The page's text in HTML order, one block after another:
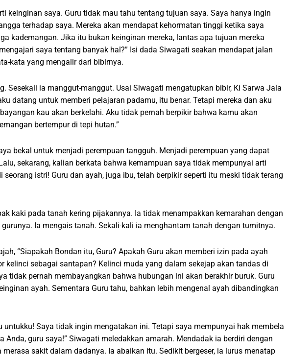
keinginan saya. Guru tidak mau tahu tentang tujuan saya. Saya hanya ingin
terhadap saya. Mereka akan mendapat kehormatan tinggi ketika saya
kademangan. Jika itu bukan keinginan mereka, lantas apa tujuan mereka
saya tentang banyak hal?” Isi dada Siwagati seakan mendapat jalan
kata yang mengalir dari bibirnya.
Sesekali ia manggut-manggut. Usai Siwagati mengatupkan bibir, Ki Sarwa Jala
datang untuk memberi pelajaran padamu, itu benar. Tetapi mereka dan aku
kau akan berkelahi. Aku tidak pernah berpikir bahwa kamu akan
bertempur di tepi hutan.”
bekal untuk menjadi perempuan tangguh. Menjadi perempuan yang dapat
sekarang, kalian berkata bahwa kemampuan saya tidak mempunyai arti
seorang istri! Guru dan ayah, juga ibu, telah berpikir seperti itu meski tidak terang
kaki pada tanah kering pijakannya. Ia tidak menampakkan kemarahan dengan
Ia mengais tanah. Sekali-kali ia menghantam tanah dengan tumitnya.
“Siapakah Bondan itu, Guru? Apakah Guru akan memberi izin pada ayah
kelinci sebagai santapan? Kelinci muda yang dalam sekejap akan tandas di
tidak pernah membayangkan bahwa hubungan ini akan berakhir buruk. Guru
ayah. Sementara Guru tahu, bahkan lebih mengenal ayah dibandingkan
untukku! Saya tidak ingin mengatakan ini. Tetapi saya mempunyai hak membela
Anda, guru saya!” Siwagati meledakkan amarah. Mendadak ia berdiri dengan
sakit dalam dadanya. Ia abaikan itu. Sedikit bergeser, ia lurus menatap